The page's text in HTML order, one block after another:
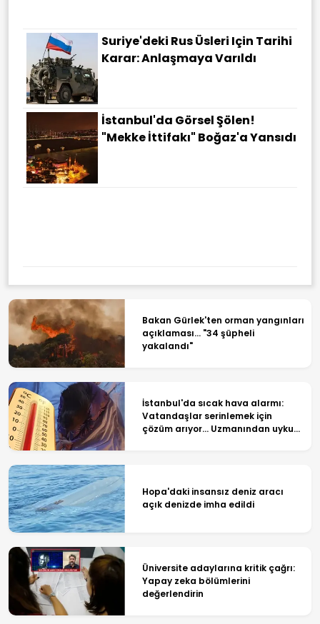
Suriye'deki Rus Üsleri Için Tarihi
Karar: Anlaşmaya Varıldı
İstanbul'da Görsel Şölen!
"Mekke İttifakı" Boğaz'a Yansıdı
Bakan Gürlek'ten orman yangınları
açıklaması... "34 şüpheli
yakalandı"
İstanbul'da sıcak hava alarmı:
Vatandaşlar serinlemek için
çözüm arıyor... Uzmanından uyku
Hopa'daki insansız deniz aracı
açık denizde imha edildi
Üniversite adaylarına kritik çağrı:
Yapay zeka bölümlerini
değerlendirin